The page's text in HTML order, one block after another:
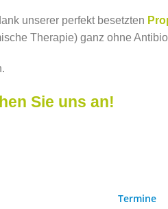
unserer perfekt besetzten
Therapie) ganz ohne
Sie uns an!
Termine